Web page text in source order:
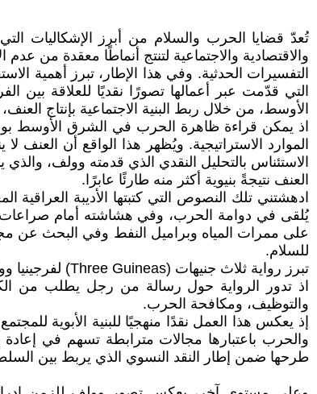
تُعدّ قضايا الحرب والسلام من أبرز الإشكاليات
والاقتصادية والاجتماعية لتنتج أنماطًا معقدة من
التفسيرات الحدثية. وفي هذا الإطار، تبرز أهمية
التي قدّمت عبر أعمالها تصورًا نقديًا للعلاقة
الأوسط، من خلال ربط البنية الاجتماعية بإنتاج
اذ يمكن قراءة ظاهرة الحرب في الشرق الأوسط
الموارد الاستراتيجية. ويُظهر هذا الواقع أن
الاستئناس بالتحليل النقدي الذي قدمته وولف،
العنف نتيجةً بنيوية أكثر منه طارئًا عابرًا.
ادهشتني تلك النصوص التي كتبتها الأديبة
يُلقى في دوامة الحرب، وفي هشاشته أمام صراعات
على ممرات المياه وبراميل النفط وفي البحث عن
للسلام.
تبرز رواية ثلاث جنيهات (Three Guineas) لفرجينيا وولف بوصفها نموذجًا تحليليًا مهمًا لفهم العلاقة بين السلطة والمعرفة وإنتاج العنف.
اذ تدور الرواية حول رسالة من رجل يطلب من
والتوظيف، ومكافحة الحرب.
إذ يعكس هذا العمل نقدًا منهجيًا للبنية الأبوية
والحرب باعتبارها مجالات مترابطة تسهم في إعادة
طرحها ضمن إطار النقد النسوي الذي يربط بين